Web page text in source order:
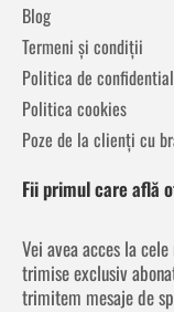
Blog
Termeni și condiții
Politica de
Politica cookies
Poze de la clienți cu
Fii primul care află
Vei avea acces la
trimise exclusiv
trimitem mesaje de